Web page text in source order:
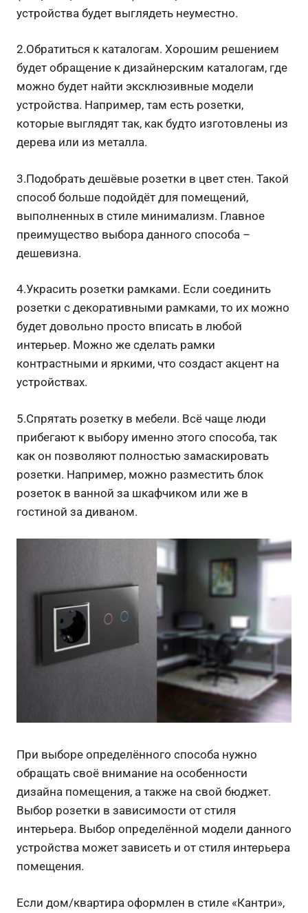
устройства будет выглядеть неуместно.
2.Обратиться к каталогам. Хорошим решением
будет обращение к дизайнерским каталогам, где
можно будет найти эксклюзивные модели
устройства. Например, там есть розетки,
которые выглядят так, как будто изготовлены из
дерева или из металла.
3.Подобрать дешёвые розетки в цвет стен. Такой
способ больше подойдёт для помещений,
выполненных в стиле минимализм. Главное
преимущество выбора данного способа –
дешевизна.
4.Украсить розетки рамками. Если соединить
розетки с декоративными рамками, то их можно
будет довольно просто вписать в любой
интерьер. Можно же сделать рамки
контрастными и яркими, что создаст акцент на
устройствах.
5.Спрятать розетку в мебели. Всё чаще люди
прибегают к выбору именно этого способа, так
как он позволяют полностью замаскировать
розетки. Например, можно разместить блок
розеток в ванной за шкафчиком или же в
гостиной за диваном.
При выборе определённого способа нужно
обращать своё внимание на особенности
дизайна помещения, а также на свой бюджет.
Выбор розетки в зависимости от стиля
интерьера. Выбор определённой модели данного
устройства может зависеть и от стиля интерьера
помещения.
Если дом/квартира оформлен в стиле «Кантри»,